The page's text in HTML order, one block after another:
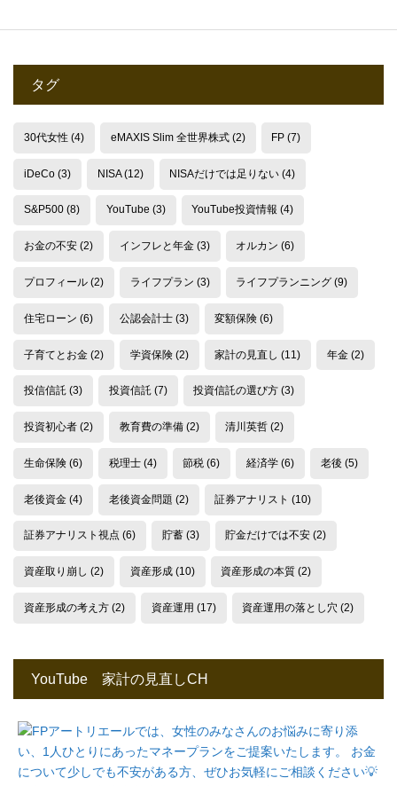
タグ
30代女性(4) eMAXIS Slim 全世界株式(2) FP (7)
iDeCo(3) NISA(12) NISAだけでは足りない (4)
S&P500(8) YouTube (3) YouTube投資情報 (4)
お金の不安(2) インフレと年金(3) オルカン (6)
プロフィール(2) ライフプラン (3) ライフプランニング (9)
住宅ローン (6) 公認会計士(3) 変額保険 (6)
子育てとお金(2) 学資保険(2) 家計の見直し (11) 年金 (2)
投信信託(3) 投資信託(7) 投資信託の選び方 (3)
投資初心者(2) 教育費の準備(2) 清川英哲 (2)
生命保険(6) 税理士(4) 節税 (6) 経済学 (6) 老後 (5)
老後資金(4) 老後資金問題 (2) 証券アナリスト (10)
証券アナリスト視点 (6) 貯蓄(3) 貯金だけでは不安 (2)
資産取り崩し (2) 資産形成(10) 資産形成の本質 (2)
資産形成の考え方(2) 資産運用 (17) 資産運用の落とし穴 (2)
YouTube 家計の見直しCH